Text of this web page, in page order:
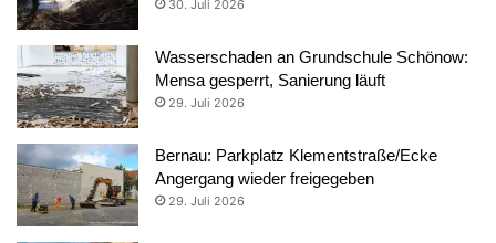
30. Juli 2026
Wasserschaden an Grundschule Schönow:
Mensa gesperrt, Sanierung läuft
29. Juli 2026
Bernau: Parkplatz Klementstraße/Ecke
Angergang wieder freigegeben
29. Juli 2026